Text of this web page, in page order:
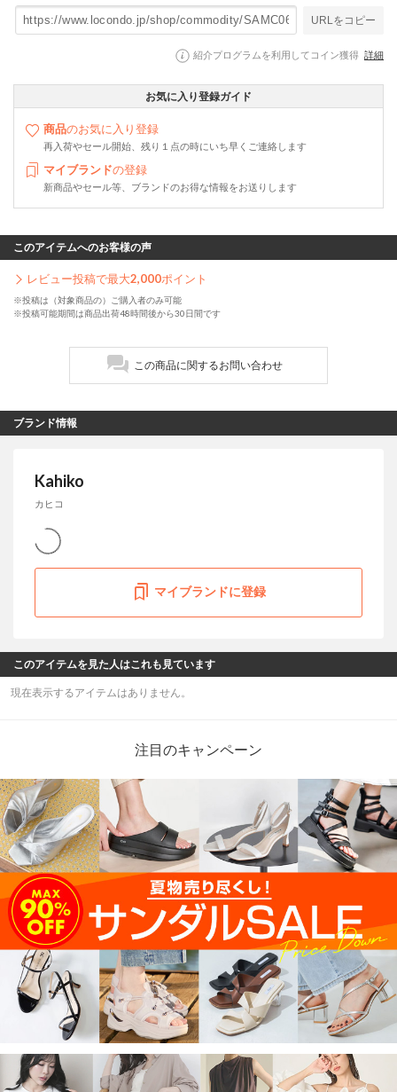
URLをコピー
紹介プログラムを利用してコイン獲得 詳細
お気に入り登録ガイド
商品のお気に入り登録
再入荷やセール開始、残り１点の時にいち早くご連絡します
マイブランドの登録
新商品やセール等、ブランドのお得な情報をお送りします
このアイテムへのお客様の声
レビュー投稿で最大2,000ポイント
※投稿は（対象商品の）ご購入者のみ可能
※投稿可能期間は商品出荷48時間後から30日間です
この商品に関するお問い合わせ
ブランド情報
Kahiko
カヒコ
マイブランドに登録
このアイテムを見た人はこれも見ています
現在表示するアイテムはありません。
注目のキャンペーン